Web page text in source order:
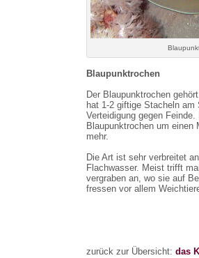
Blaupunktrochen
Der Blaupunktrochen
hat 1-2 giftige Stacheln am
Verteidigung gegen
Blaupunktrochen um
mehr.
Die Art ist sehr verbreitet
Flachwasser. Meist trifft
vergraben an, wo sie auf
fressen vor allem
zurück zur Übersicht: das